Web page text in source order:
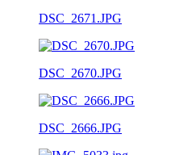
DSC_2671.JPG
DSC_2670.JPG
DSC_2666.JPG